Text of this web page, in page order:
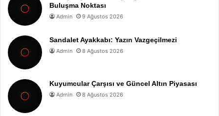
Buluşma Noktası
Admin 9 Ağustos 2026
Sandalet Ayakkabı: Yazın Vazgeçilmezi
Admin 8 Ağustos 2026
Kuyumcular Çarşısı ve Güncel Altın Piyasası
Admin 8 Ağustos 2026